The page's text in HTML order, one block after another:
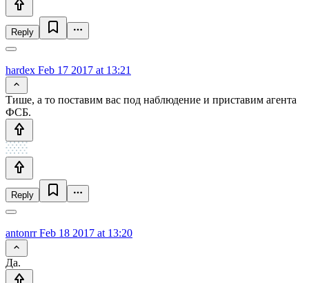
Reply
hardex Feb 17 2017 at 13:21
Тише, а то поставим вас под наблюдение и приставим агента
ФСБ.
Reply
antonrrFeb 18 2017 at 13:20
Да.